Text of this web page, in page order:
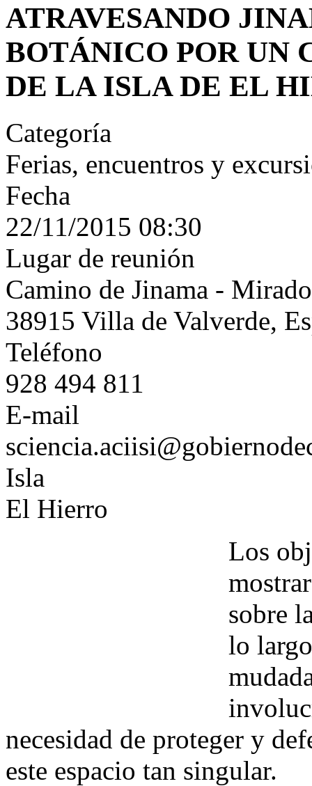
ATRAVESANDO
BOTÁNICO POR UN
DE LA ISLA DE EL
Categoría
Ferias, encuentros y
Fecha
22/11/2015 08:30
Lugar de reunión
Camino de Jinama -
38915 Villa de Valverde,
Teléfono
928 494 811
E-mail
Isla
El Hierro
Los
sobre
lo
necesidad de proteger y
este espacio tan singular.